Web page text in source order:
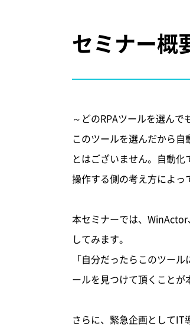
セミナー概
～どのRPAツールを選ん
このツールを選んだから
とはございません。自動
操作する側の考え方によっ
本セミナーでは、
してみます。
「自分だったらこのツー
ールを見つけて頂くことが
さらに、緊急企画としてIT